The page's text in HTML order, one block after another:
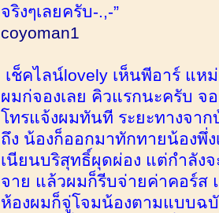
จริงๆเลยครับ-.,-”
coyoman1
เช็คไลน์lovely เห็นพีอาร์ แห
ผมก่จองเลย คิวแรกนะครับ จ
โทรแจ้งผมทันที ระยะทางจา
ถึง น้องก็ออกมาทักทายน้องพึ่
เนียนบริสุทธิ์ผุดผ่อง แต่กำลัง
จาย แล้วผมก็รีบจ่ายค่าคอร์ส
ห้องผมก็จู่โจมน้องตามแบบฉ